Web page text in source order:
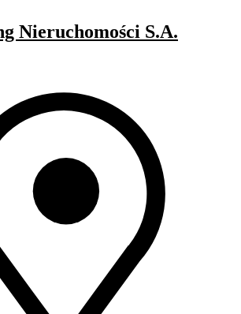
Nieruchomości S.A.